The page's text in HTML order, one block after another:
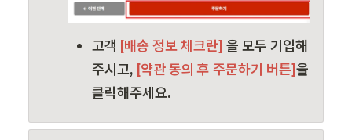
고객 [배송 정보 체크란] 을 모두 기입해
주시고, [약관 동의 후 주문하기 버튼]을
클릭해주세요.